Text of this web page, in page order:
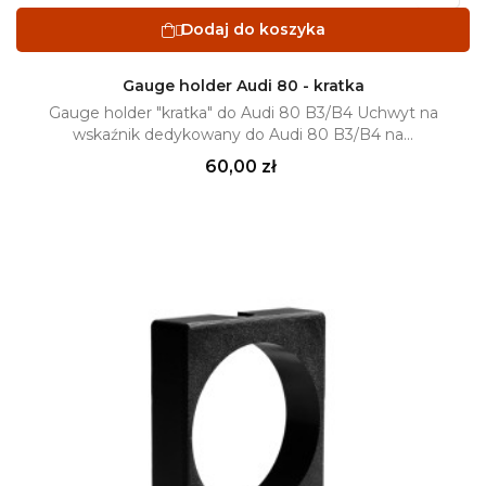
Dodaj do koszyka
Gauge holder Audi 80 - kratka
Gauge holder "kratka" do Audi 80 B3/B4 Uchwyt na
wskaźnik dedykowany do Audi 80 B3/B4 na...
Cena
60,00 zł